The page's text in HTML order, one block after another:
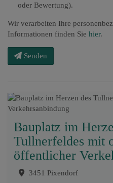
oder Bewertung).
Wir verarbeiten Ihre
Informationen finden Sie hier.
Senden
Bauplatz im
Tullnerfeldes mit
öffentlicher
3451 Pixendorf